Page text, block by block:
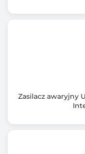
Czarny (Black)
Wymiary [G x S x
Informacje
zaprojektowana w
interactive zasilacz
Zasilacz awaryjny